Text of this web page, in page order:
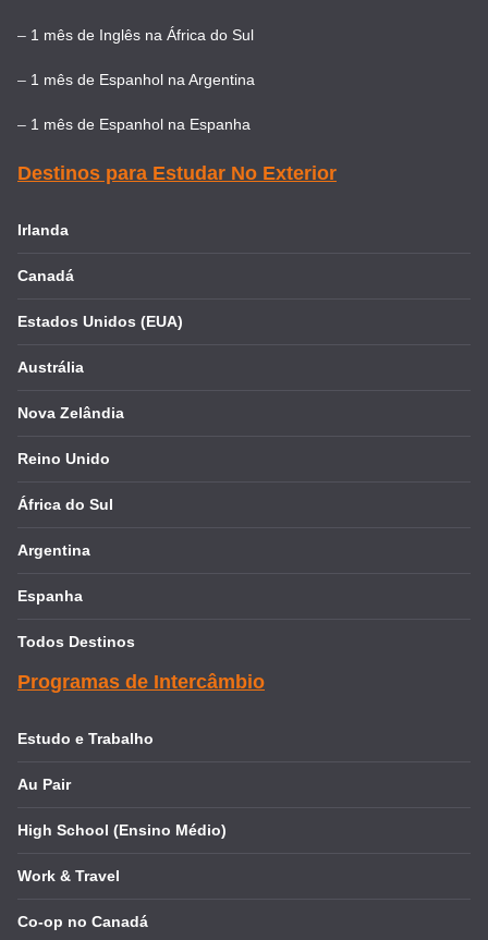
– 1 mês de Inglês na África do Sul
– 1 mês de Espanhol na Argentina
– 1 mês de Espanhol na Espanha
Destinos para Estudar No Exterior
Irlanda
Canadá
Estados Unidos (EUA)
Austrália
Nova Zelândia
Reino Unido
África do Sul
Argentina
Espanha
Todos Destinos
Programas de Intercâmbio
Estudo e Trabalho
Au Pair
High School (Ensino Médio)
Work & Travel
Co-op no Canadá